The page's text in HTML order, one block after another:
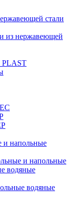
стали
из нержавеющей
PLAST
и напольные
и напольные
водяные
водяные